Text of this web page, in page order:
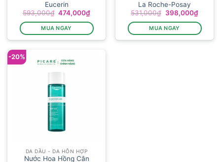
Eucerin
593,000₫ Giá
là:
593,000₫.
474,000₫Giá
tại
là:
474,000₫.
MUA NGAY
La Roche-Posay
531,000₫ Giá
là:
531,000₫.
398,000₫Giá
hiện
tại
là:
MUA NGAY
-20%
DA DẦU - DA HỖN HỢP
Nước Hoa Hồng Cân